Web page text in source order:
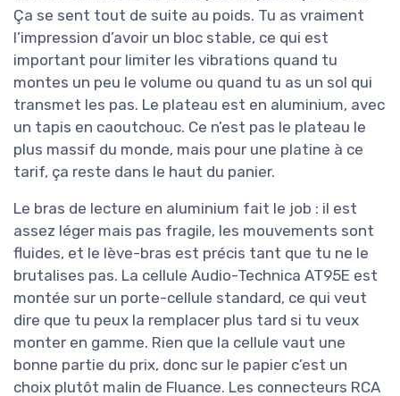
Ça se sent tout de suite au poids. Tu as vraiment
l’impression d’avoir un bloc stable, ce qui est
important pour limiter les vibrations quand tu
montes un peu le volume ou quand tu as un sol qui
transmet les pas. Le plateau est en aluminium, avec
un tapis en caoutchouc. Ce n’est pas le plateau le
plus massif du monde, mais pour une platine à ce
tarif, ça reste dans le haut du panier.
Le bras de lecture en aluminium fait le job : il est
assez léger mais pas fragile, les mouvements sont
fluides, et le lève-bras est précis tant que tu ne le
brutalises pas. La cellule Audio-Technica AT95E est
montée sur un porte-cellule standard, ce qui veut
dire que tu peux la remplacer plus tard si tu veux
monter en gamme. Rien que la cellule vaut une
bonne partie du prix, donc sur le papier c’est un
choix plutôt malin de Fluance. Les connecteurs RCA